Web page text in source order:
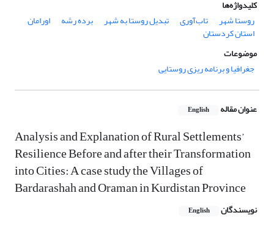
کلیدواژه‌ها
روستا شهر
تاب‌آوری تبدیل روستا به شهر برده رشه اورامان
استان کردستان
موضوعات
جغرافیا و برنامه ریزی روستایی
عنوان مقاله English
Analysis and Explanation of Rural Settlements’
Resilience Before and after their Transformation
into Cities: A case study the Villages of
Bardarashah and Oraman in Kurdistan Province
نویسندگان English